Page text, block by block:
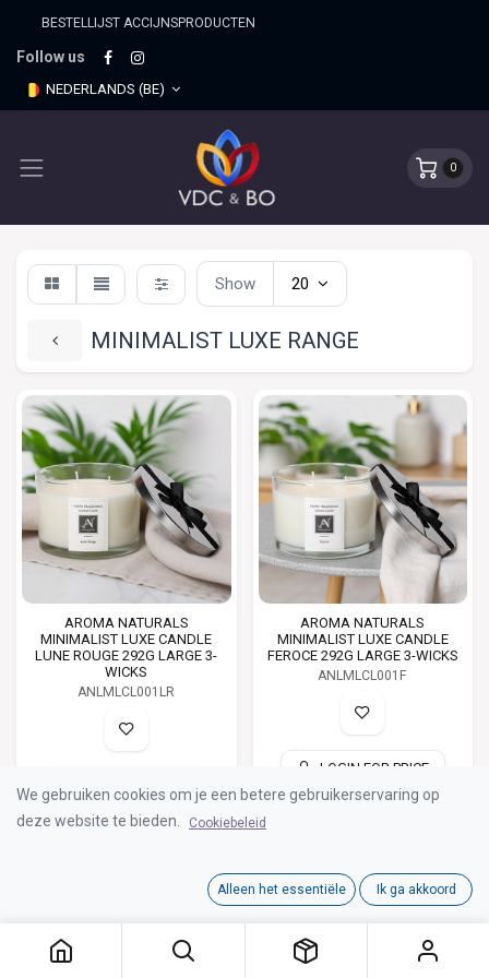
BESTELLIJST ACCIJNSPRO​DUCTEN
Follow us
NEDERLANDS (BE)
0
MINIMALIST LUXE RANGE
Show 20
AROMA NATURALS
MINIMALIST LUXE CANDLE
LUNE ROUGE 292G LARGE 3-
WICKS
ANLMLCL001LR
LOGIN FOR PRICE
AROMA NATURALS
MINIMALIST LUXE CANDLE
FEROCE 292G LARGE 3-WICKS
ANLMLCL001F
LOGIN FOR PRICE
We gebruiken cookies om je een betere gebruikerservaring op
deze website te bieden.
Cookiebeleid
Alleen het essentiële Ik ga akkoord